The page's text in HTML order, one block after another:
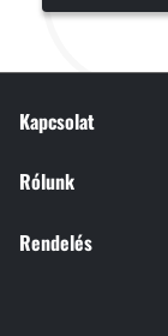
Kapcsolat
Rólunk
Rendelés